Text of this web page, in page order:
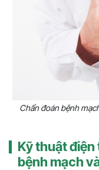
Chẩn đoán bệnh
Kỹ thuật
bệnh mạch